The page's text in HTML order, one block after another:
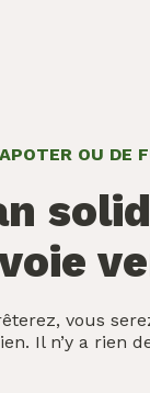
OU DE
vous
Il n’y a rien